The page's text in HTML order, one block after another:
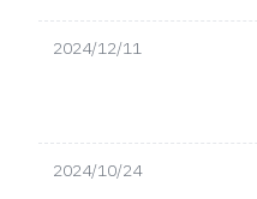
2024/12/11
2024/10/24